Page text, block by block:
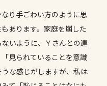
り手ごわい方のように思
あります。家庭を崩した
いように、Ｙさんとの連
見られていることを意識
な感じがしますが、私は